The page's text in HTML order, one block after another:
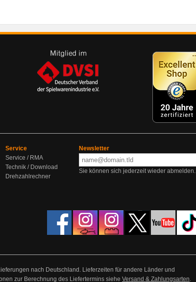
Service
Service / RMA
Technik / Download
Drehzahlrechner
Newsletter
Sie können sich jederzeit wieder abmelden.
nach Deutschland. Lieferzeiten für andere Länder und
zur Berechnung des Liefertermins siehe Versand & Zahlungsarten.